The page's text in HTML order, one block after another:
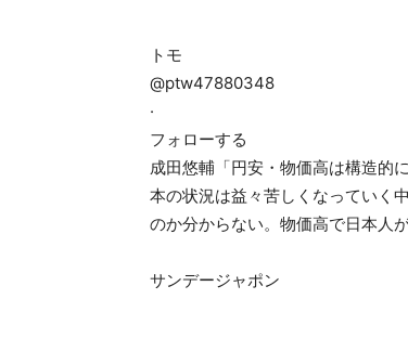
トモ
@ptw47880348
·
フォローする
成田悠輔「円安・物価高は構造的
本の状況は益々苦しくなっていく
のか分からない。物価高で日本人
サンデージャポン